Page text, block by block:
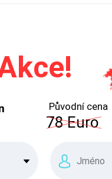
Původní cena
78 Euro